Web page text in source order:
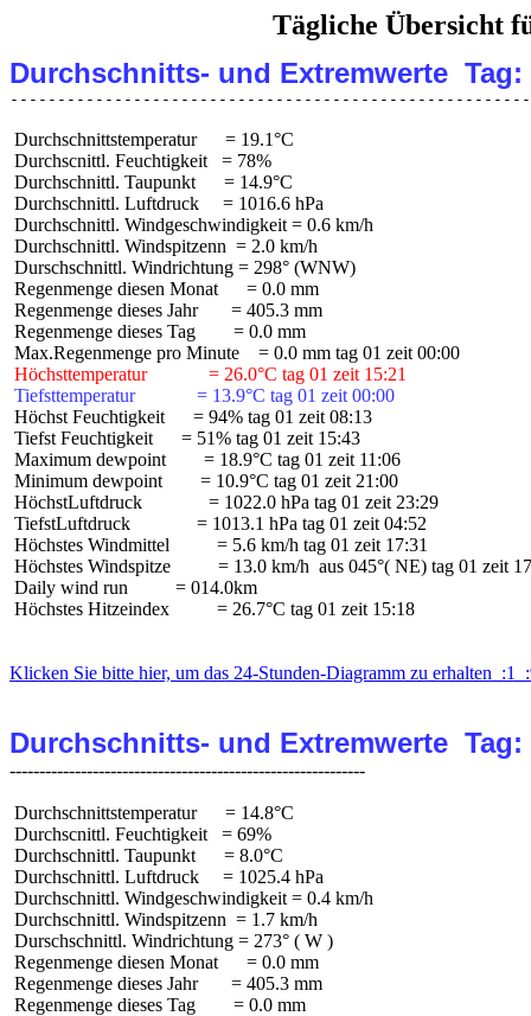
Tägliche Übersicht
Durchschnitts- und Extremwerte  Tag:
Durchschnittstemperatur      = 19.1°C
Durchscnittl. Feuchtigkeit   = 78%
Durchschnittl. Taupunkt      = 14.9°C
Durchschnittl. Luftdruck     = 1016.6 hPa
Durchschnittl. Windgeschwindigkeit = 0.6 km/h
Durchschnittl. Windspitzenn  = 2.0 km/h
Durschschnittl. Windrichtung = 298° (WNW)
Regenmenge diesen Monat      = 0.0 mm
Regenmenge dieses Jahr       = 405.3 mm
Regenmenge dieses Tag        = 0.0 mm
Höchsttemperatur             = 26.0°C tag 01 zeit 15:21
Tiefsttemperatur             = 13.9°C tag 01 zeit 00:00
Höchst Feuchtigkeit      = 94% tag 01 zeit 08:13
Tiefst Feuchtigkeit      = 51% tag 01 zeit 15:43
Maximum dewpoint        = 18.9°C tag 01 zeit 11:06
Minimum dewpoint        = 10.9°C tag 01 zeit 21:00
HöchstLuftdruck              = 1022.0 hPa tag 01 zeit 23:29
TiefstLuftdruck              = 1013.1 hPa tag 01 zeit 04:52
Höchstes Windmittel          = 5.6 km/h tag 01 zeit 17:31
Höchstes Windspitze          = 13.0 km/h  aus 045°( NE) tag 01 zeit
Daily wind run          = 014.0km
Höchstes Hitzeindex          = 26.7°C tag 01 zeit 15:18
Klicken Sie bitte hier, um das 24-Stunden-Diagramm zu erhalten  :1
Durchschnitts- und Extremwerte  Tag:
Durchschnittstemperatur      = 14.8°C
Durchscnittl. Feuchtigkeit   = 69%
Durchschnittl. Taupunkt      = 8.0°C
Durchschnittl. Luftdruck     = 1025.4 hPa
Durchschnittl. Windgeschwindigkeit = 0.4 km/h
Durchschnittl. Windspitzenn  = 1.7 km/h
Durschschnittl. Windrichtung = 273° ( W )
Regenmenge diesen Monat      = 0.0 mm
Regenmenge dieses Jahr       = 405.3 mm
Regenmenge dieses Tag        = 0.0 mm